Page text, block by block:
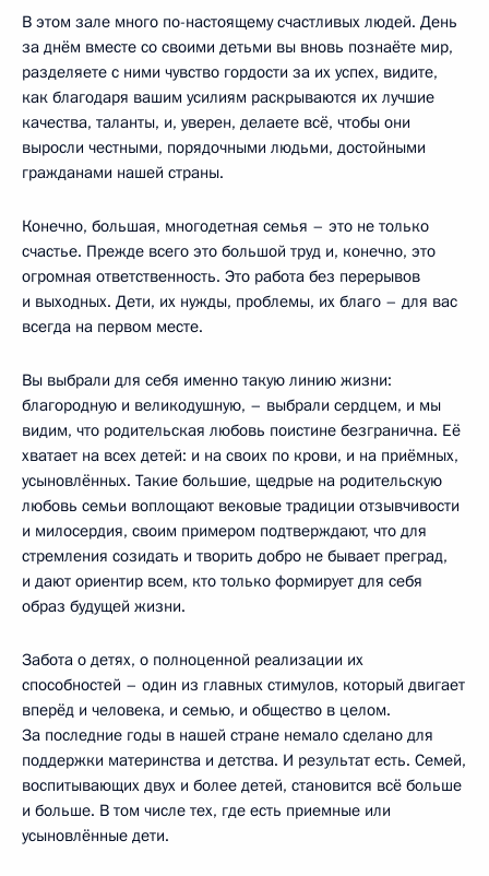
В этом зале много по-настоящему счастливых людей. День
за днём вместе со своими детьми вы вновь познаёте мир,
разделяете с ними чувство гордости за их успех, видите,
как благодаря вашим усилиям раскрываются их лучшие
качества, таланты, и, уверен, делаете всё, чтобы они
выросли честными, порядочными людьми, достойными
гражданами нашей страны.
Конечно, большая, многодетная семья – это не только
счастье. Прежде всего это большой труд и, конечно, это
огромная ответственность. Это работа без перерывов
и выходных. Дети, их нужды, проблемы, их благо – для вас
всегда на первом месте.
Вы выбрали для себя именно такую линию жизни:
благородную и великодушную, – выбрали сердцем, и мы
видим, что родительская любовь поистине безгранична. Её
хватает на всех детей: и на своих по крови, и на приёмных,
усыновлённых. Такие большие, щедрые на родительскую
любовь семьи воплощают вековые традиции отзывчивости
и милосердия, своим примером подтверждают, что для
стремления созидать и творить добро не бывает преград,
и дают ориентир всем, кто только формирует для себя
образ будущей жизни.
Забота о детях, о полноценной реализации их
способностей – один из главных стимулов, который двигает
вперёд и человека, и семью, и общество в целом.
За последние годы в нашей стране немало сделано для
поддержки материнства и детства. И результат есть. Семей,
воспитывающих двух и более детей, становится всё больше
и больше. В том числе тех, где есть приемные или
усыновлённые дети.